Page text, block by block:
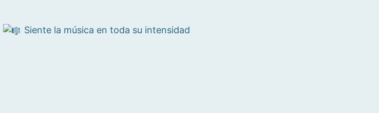
Siente la música en toda su intensidad